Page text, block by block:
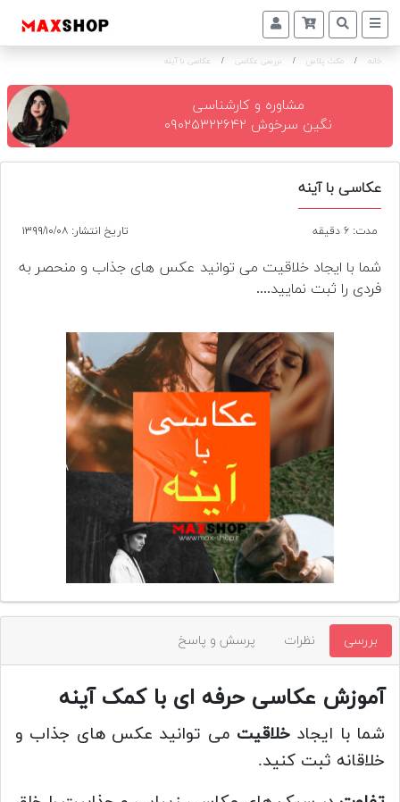
دوربین
و
تجهیزات
و
اکسسوری
دست
دوم
خرید
لیست
قیمت
دوربین
خانه / مکث پلاس / بررسی عکاسی / عکاسی با آینه
مشاوره و کارشناسی
نگین سرخوش ۰۹۰۲۵۳۲۲۶۴۲
عکاسی با آینه
مدت: ۶ دقیقه تاریخ انتشار: ۱۳۹۹/۱۰/۰۸
شما با ایجاد خلاقیت می توانید عکس های جذاب و منحصر به
فردی را ثبت نمایید....
بررسی نظرات پرسش و پاسخ
آموزش عکاسی حرفه ای با کمک آینه
شما با ایجاد خلاقیت می توانید عکس های جذاب و
خلاقانه ثبت کنید.